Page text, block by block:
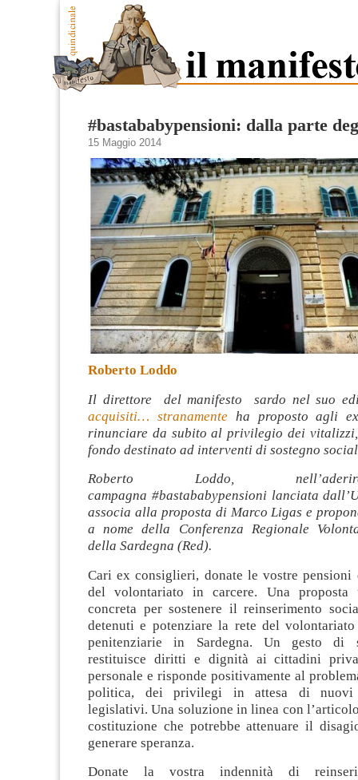
#bastababypensioni: dalla parte
15 Maggio 2014
Roberto Loddo
Il direttore del manifesto sardo nel suo
acquisiti… stranamenteha proposto agli
rinunciare da subito al privilegio dei
fondo destinato ad interventi di sostegno
Roberto Loddo,
campagna #bastababypensioni lanciata
associa alla proposta di Marco Ligas e
a nome della Conferenza Regionale
della Sardegna (Red).
Cari ex consiglieri, donate le vostre pensioni
del volontariato in carcere. Una proposta
concreta per sostenere il reinserimento
detenuti e potenziare la rete del
penitenziarie in Sardegna. Un gesto di
restituisce diritti e dignità ai cittadini
personale e risponde positivamente al
politica, dei privilegi in attesa di nuovi
legislativi. Una soluzione in linea con
costituzione che potrebbe attenuare il
generare speranza.
Donate la vostra indennità di